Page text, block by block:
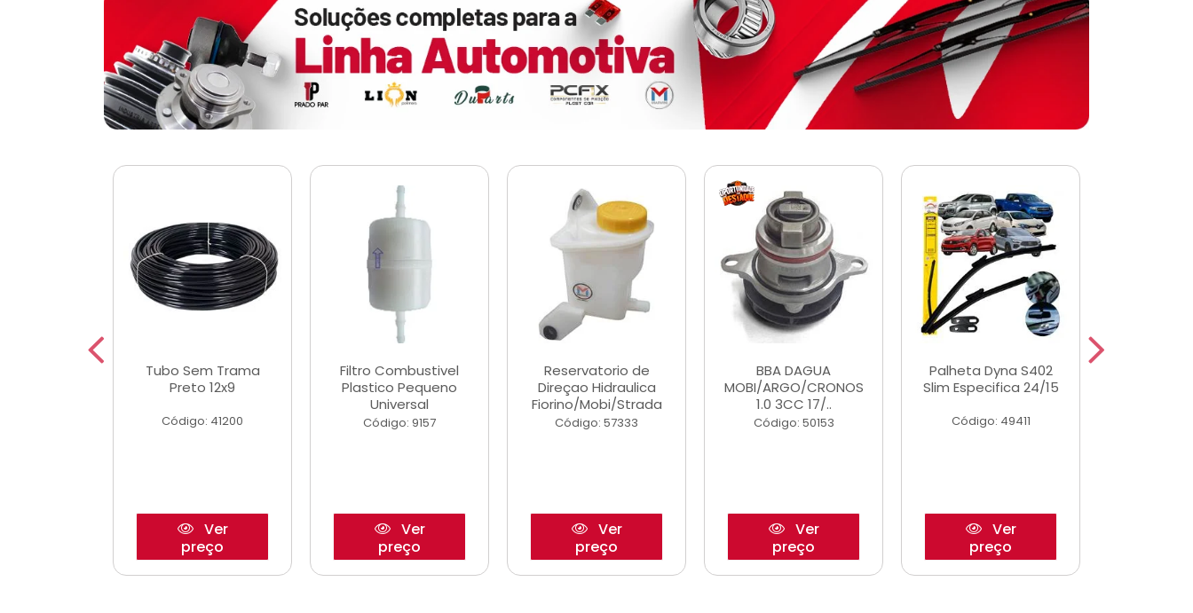
Tubo Sem Trama
Preto 12x9
Código: 41200
Ver
preço
Filtro Combustivel
Plastico Pequeno
Universal
Código: 9157
Ver
preço
Reservatorio de
Direçao Hidraulica
Fiorino/Mobi/Strada
Código: 57333
Ver
preço
BBA DAGUA
MOBI/ARGO/CRONOS
1.0 3CC 17/..
Código: 50153
Ver
preço
Palheta Dyna S402
Slim Especifica 24/15
Código: 49411
Ver
preço